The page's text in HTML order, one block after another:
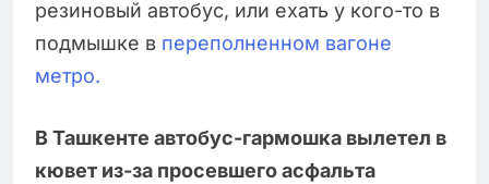
резиновый автобус, или ехать у кого-то в
подмышке в переполненном вагоне
метро.
В Ташкенте автобус-гармошка вылетел в
кювет из-за просевшего асфальта